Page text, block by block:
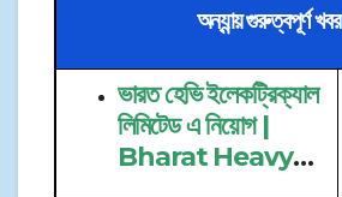
অন্যান্য় গুরুত্বপূর্ণ খবর
ভারত হেভি ইলেকট্রিক্যাল
লিমিটেড এ নিয়োগ |
Bharat Heavy